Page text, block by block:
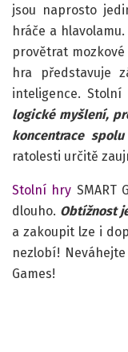
jsou naprosto
hráče a
provětrat
hra představuje
inteligence. Stolní
logické myšlení,
koncentrace
ratolesti určitě
Stolní hry SMART
dlouho. Obtížnost
a zakoupit lze i
nezlobí!
Games!